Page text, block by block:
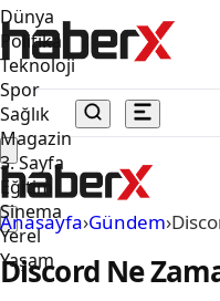
Dünya
Politika
Teknoloji
Spor
Sağlık
Magazin
3. Sayfa
Eğitim
Sinema
Yerel
Yaşam
Anasayfa›Gündem›
Discord Ne